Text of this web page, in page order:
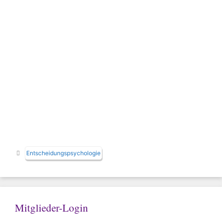
Schlagwörter
Entscheidungspsychologie
Mitglieder-Login